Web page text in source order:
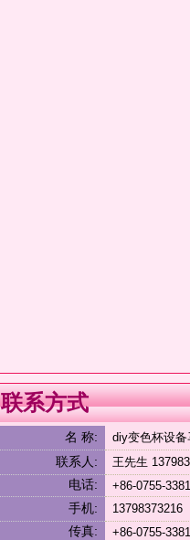
联系方式
名 称: diy变色杯设
联系人: 王先生
电话: +86-0755-
手机:
传真: +86-0755-